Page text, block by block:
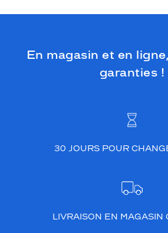
En magasin et en
garanties !
30 JOURS POUR
LIVRAISON EN MAGASIN